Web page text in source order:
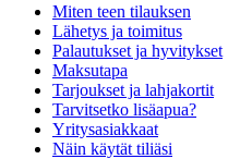
Miten teen tilauksen
Lähetys ja toimitus
Palautukset ja hyvitykset
Maksutapa
Tarjoukset ja lahjakortit
Tarvitsetko lisäapua?
Yritysasiakkaat
Näin käytät tiliäsi